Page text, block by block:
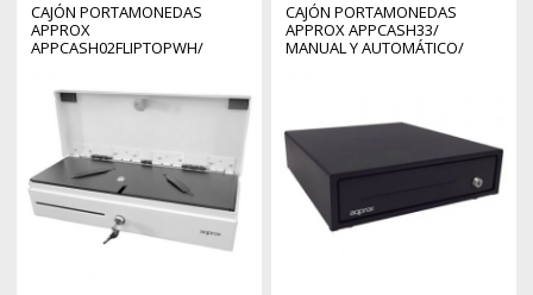
CAJÓN PORTAMONEDAS
APPROX
APPCASH02FLIPTOPWH/
CAJÓN PORTAMONEDAS
APPROX APPCASH33/
MANUAL Y AUTOMÁTICO/